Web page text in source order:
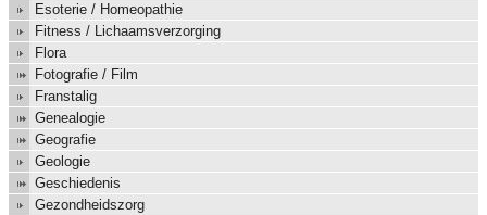
Esoterie / Homeopathie
Fitness / Lichaamsverzorging
Flora
Fotografie / Film
Franstalig
Genealogie
Geografie
Geologie
Geschiedenis
Gezondheidszorg